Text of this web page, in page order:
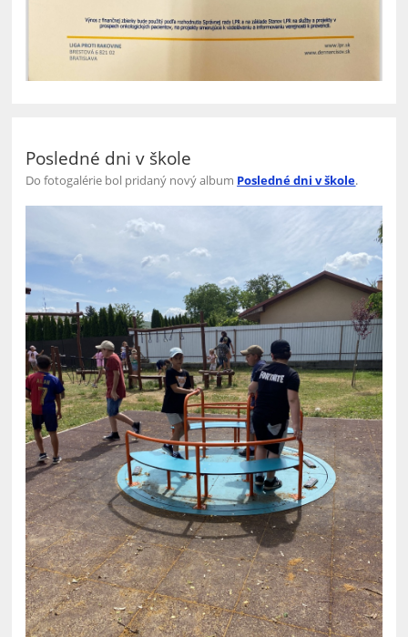
Posledné dni v škole
Do fotogalérie bol pridaný nový album Posledné dni v škole.